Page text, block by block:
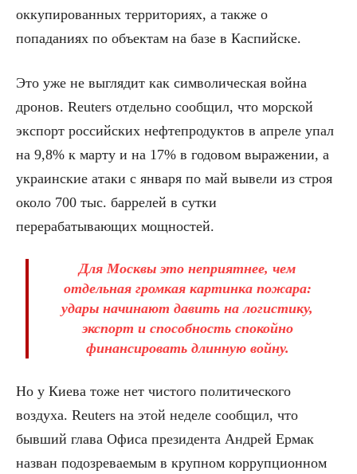
оккупированных территориях, а также о
попаданиях по объектам на базе в Каспийске.
Это уже не выглядит как символическая война
дронов. Reuters отдельно сообщил, что морской
экспорт российских нефтепродуктов в апреле упал
на 9,8% к марту и на 17% в годовом выражении, а
украинские атаки с января по май вывели из строя
около 700 тыс. баррелей в сутки
перерабатывающих мощностей.
Для Москвы это неприятнее, чем
отдельная громкая картинка пожара:
удары начинают давить на логистику,
экспорт и способность спокойно
финансировать длинную войну.
Но у Киева тоже нет чистого политического
воздуха. Reuters на этой неделе сообщил, что
бывший глава Офиса президента Андрей Ермак
назван подозреваемым в крупном коррупционном